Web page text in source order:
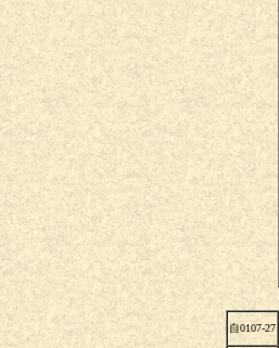
自0107-27